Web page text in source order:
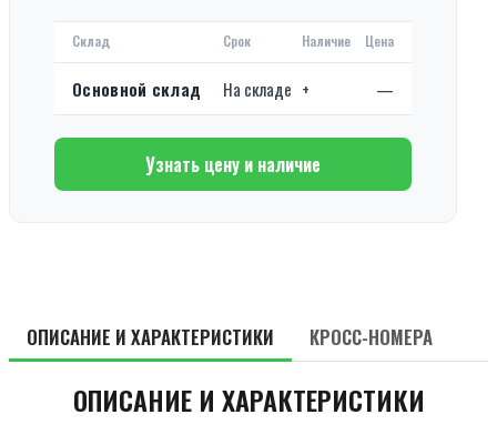
Склад Срок Наличие Цена
Основной склад На складе + —
Узнать цену и наличие
ОПИСАНИЕ И ХАРАКТЕРИСТИКИ КРОСС-НОМЕРА
ОПИСАНИЕ И ХАРАКТЕРИСТИКИ